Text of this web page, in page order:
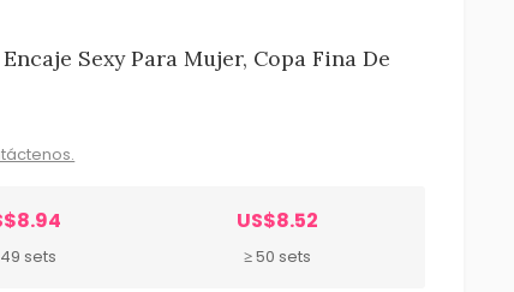
Sexy Para Mujer, Copa Fina De
sets
US$8.52
≥ 50 sets